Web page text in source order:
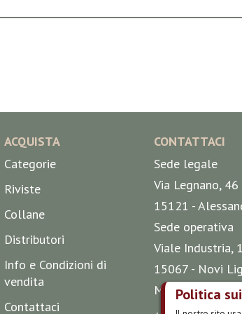
Politica
ACQUISTA
Categorie
Riviste
Collane
Distributori
Info e Condizioni di
vendita
Contattaci
CONTATTACI
Sede legale
Via Legnano, 46
15121 -
Sede operativa
Viale Industria,
15067 - Novi
Mappa